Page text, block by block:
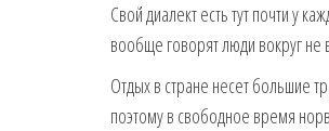
Свой диалект есть тут почти у
вообще говорят люди вокруг не
Отдых в стране несет большие
поэтому в свободное время